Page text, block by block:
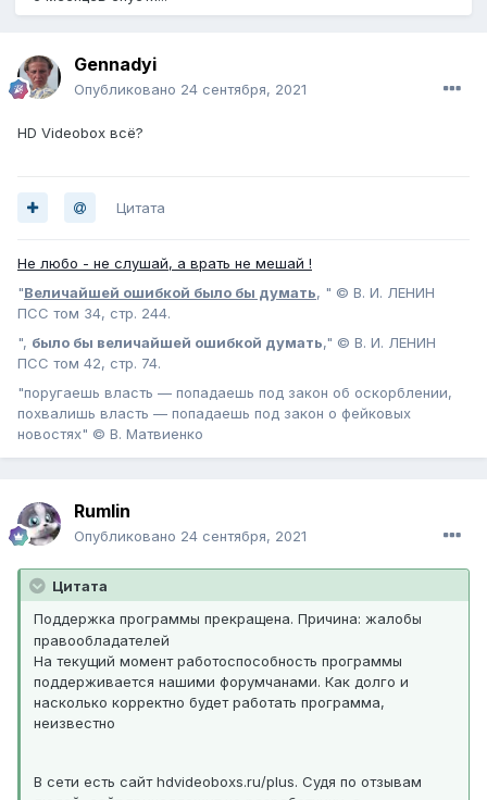
Gennadyi
Опубликовано 24 сентября, 2021
HD Videobox всё?
Цитата
Не любо - не слушай, а врать не мешай !
"Величайшей ошибкой было бы думать, " © В. И. ЛЕНИН
ПСС том 34, стр. 244.
", было бы величайшей ошибкой думать," © В. И. ЛЕНИН
ПСС том 42, стр. 74.
"поругаешь власть — попадаешь под закон об оскорблении,
похвалишь власть — попадаешь под закон о фейковых
новостях" © В. Матвиенко
Rumlin
Опубликовано 24 сентября, 2021
Цитата
Поддержка программы прекращена. Причина: жалобы
правообладателей
На текущий момент работоспособность программы
поддерживается нашими форумчанами. Как долго и
насколько корректно будет работать программа,
неизвестно
В сети есть сайт hdvideoboxs.ru/plus. Судя по отзывам